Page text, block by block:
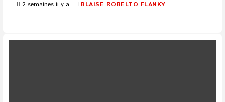
2 semaines il y a BLAISE ROBELTO FLANKY